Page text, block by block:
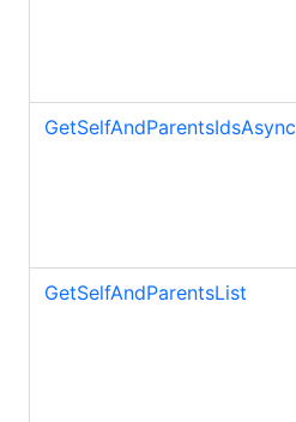
GetSelfAndParentsIdsAsync
GetSelfAndParentsList